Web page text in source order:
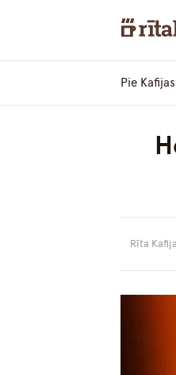
Pie Kafijas
Rīta Kafija